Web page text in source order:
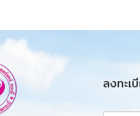
ลงทะเ